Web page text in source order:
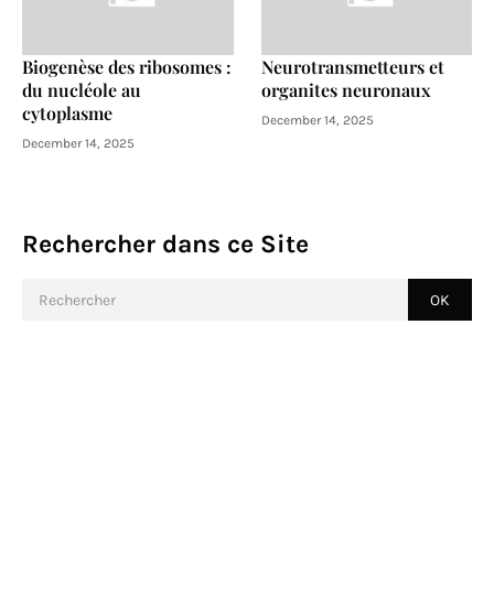
Biogenèse des ribosomes :
du nucléole au
cytoplasme
December 14, 2025
Neurotransmetteurs et
organites neuronaux
December 14, 2025
Rechercher dans ce Site